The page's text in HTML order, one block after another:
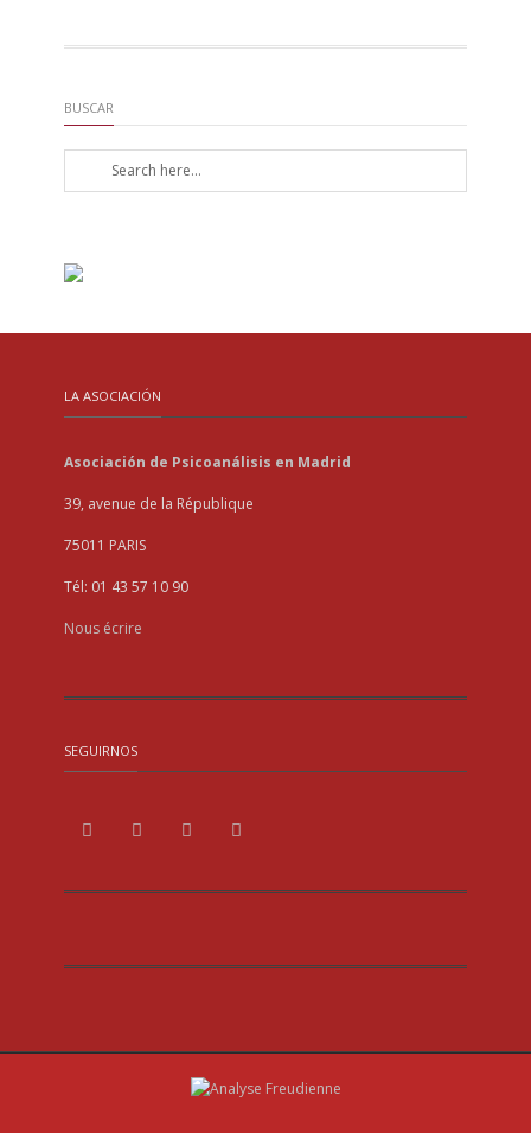
BUSCAR
LA ASOCIACIÓN
Asociación de Psicoanálisis en Madrid
39, avenue de la République
75011 PARIS
Tél: 01 43 57 10 90
Nous écrire
SEGUIRNOS